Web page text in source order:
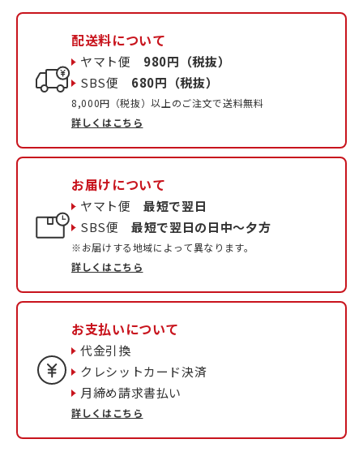
配送料について
ヤマト便 980円（税抜）
SBS便 680円（税抜）
8,000円（税抜）以上のご注文で送料無料
詳しくはこちら
お届けについて
ヤマト便最短で翌日
SBS便最短で翌日の日中〜夕方
※お届けする地域によって異なります。
詳しくはこちら
お支払いについて
代金引換
クレシットカード決済
月締め請求書払い
詳しくはこちら